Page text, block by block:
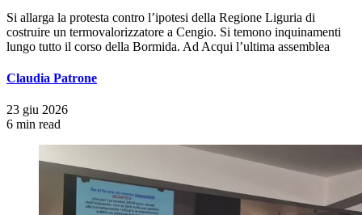
Si allarga la protesta contro l’ipotesi della Regione Liguria di
costruire un termovalorizzatore a Cengio. Si temono inquinamenti
lungo tutto il corso della Bormida. Ad Acqui l’ultima assemblea
Claudia Patrone
23 giu 2026
6 min read